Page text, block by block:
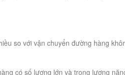
so với vận chuyển đường hàng
có số lượng lớn và trọng lượng